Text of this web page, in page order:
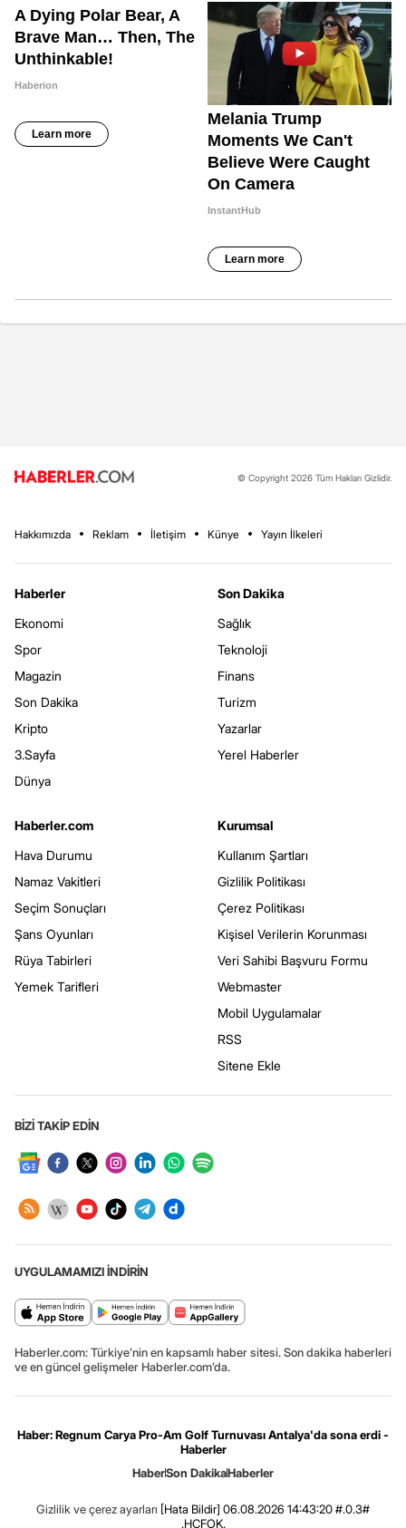
© Copyright 2026 Tüm Hakları Gizlidir.
Hakkımızda Reklam İletişim Künye Yayın İlkeleri
Haberler
Ekonomi
Spor
Magazin
Son Dakika
Kripto
3.Sayfa
Dünya
Son Dakika
Sağlık
Teknoloji
Finans
Turizm
Yazarlar
Yerel Haberler
Haberler.com
Hava Durumu
Namaz Vakitleri
Seçim Sonuçları
Şans Oyunları
Rüya Tabirleri
Yemek Tarifleri
Kurumsal
Kullanım Şartları
Gizlilik Politikası
Çerez Politikası
Kişisel Verilerin Korunması
Veri Sahibi Başvuru Formu
Webmaster
Mobil Uygulamalar
RSS
Sitene Ekle
BİZİ TAKİP EDİN
UYGULAMAMIZI İNDİRİN
Haberler.com: Türkiye’nin en kapsamlı haber sitesi. Son dakika haberleri
ve en güncel gelişmeler Haberler.com’da.
Haber: Regnum Carya Pro-Am Golf Turnuvası Antalya'da sona erdi -
Haberler
HaberSon DakikaHaberler
Gizlilik ve çerez ayarları [Hata Bildir] 06.08.2026 14:43:20 #.0.3#
.HCFOK.